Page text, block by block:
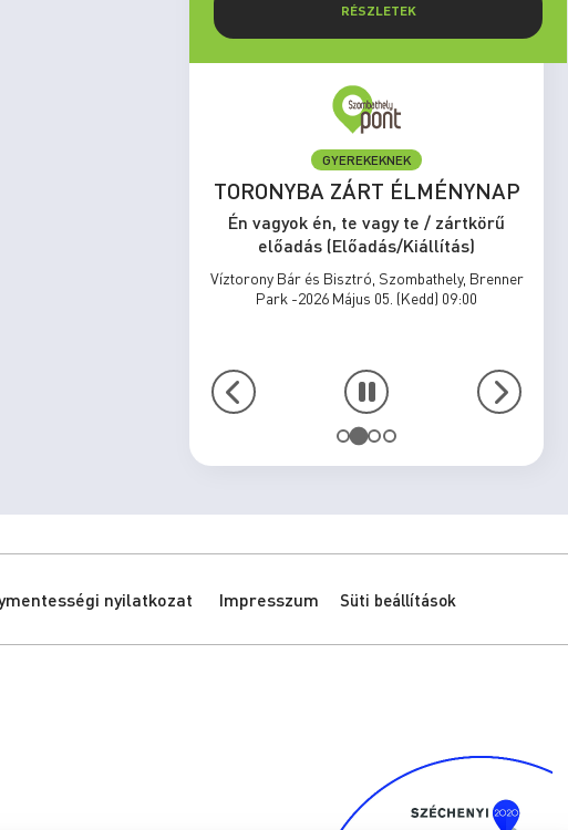
RÉSZLETEK
GYEREKEKNEK
TORONYBA ZÁRT ÉLMÉNYNAP
Én vagyok én, te vagy te / zártkörű
előadás (Előadás/Kiállítás)
Víztorony Bár és Bisztró, Szombathely, Brenner
Park -2026 Május 05. (Kedd) 09:00
nyilatkozat Impresszum Süti beállítások